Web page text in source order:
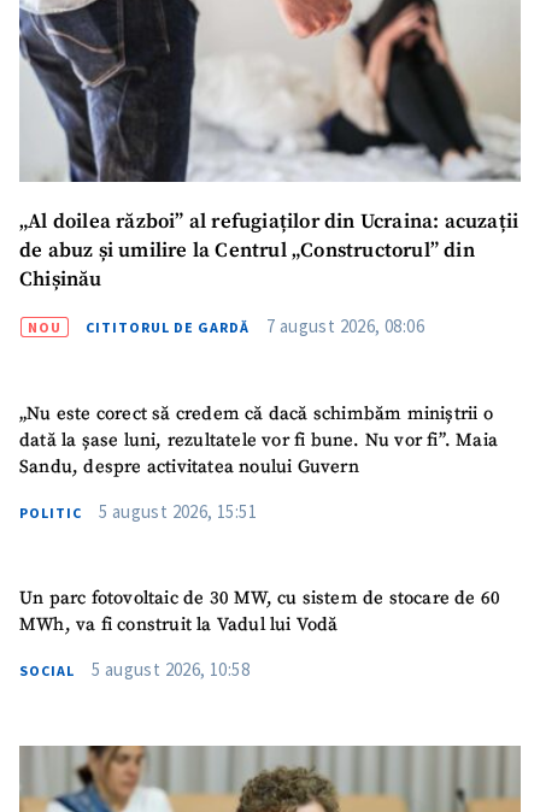
„Al doilea război” al refugiaților din Ucraina: acuzații
de abuz și umilire la Centrul „Constructorul” din
Chișinău
NOU CITITORUL DE GARDĂ 7 august 2026, 08:06
„Nu este corect să credem că dacă schimbăm miniștrii o
dată la șase luni, rezultatele vor fi bune. Nu vor fi”. Maia
Sandu, despre activitatea noului Guvern
POLITIC 5 august 2026, 15:51
Un parc fotovoltaic de 30 MW, cu sistem de stocare de 60
MWh, va fi construit la Vadul lui Vodă
SOCIAL 5 august 2026, 10:58
CONTACT SURSĂ
Sursă anonimă
Nume + Numele meu
Telefon
+ Telefon personal
Am citit și sunt de
TRIMITE ȘTIREA